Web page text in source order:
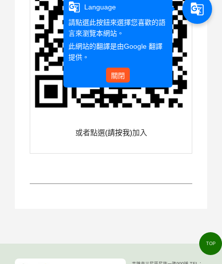
或者點選(請按我)加入
TOP
g_translate
Language
請點選此按鈕來選擇您喜歡的語
言來瀏覽本網站。
此網站的翻譯是由Google 翻譯
提供。
關閉
g_translate